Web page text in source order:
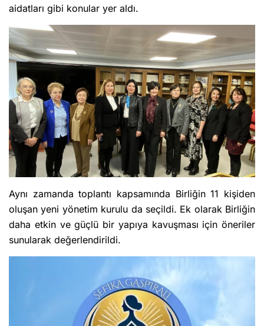
aidatları gibi konular yer aldı.
Aynı zamanda toplantı kapsamında Birliğin 11 kişiden
oluşan yeni yönetim kurulu da seçildi. Ek olarak Birliğin
daha etkin ve güçlü bir yapıya kavuşması için öneriler
sunularak değerlendirildi.